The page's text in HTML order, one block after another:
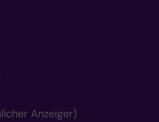
Anzeiger)